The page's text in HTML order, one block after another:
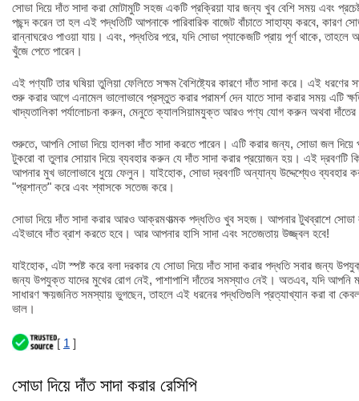
সোডা দিয়ে দাঁত সাদা করা মোটামুটি সহজ একটি প্রক্রিয়া যার জন্য খুব বেশি সময় এবং
পছন্দ করেন তা হল এই পদ্ধতিটি আপনাকে পারিবারিক বাজেট বাঁচাতে সাহায্য করবে, কারণ
রান্নাঘরেও পাওয়া যায়। এবং, পদ্ধতির পরে, যদি সোডা প্যাকেজটি প্রায় পূর্ণ থাকে, তাহলে
খুঁজে পেতে পারেন।
এই পণ্যটি তার ঘষিয়া তুলিয়া ফেলিতে সক্ষম বৈশিষ্ট্যের কারণে দাঁত সাদা করে। এই ধরণের
শুরু করার আগে এনামেল ভালোভাবে প্রস্তুত করার পরামর্শ দেন যাতে সাদা করার সময় এটি
খাদ্যতালিকা পর্যালোচনা করুন, মেনুতে ক্যালসিয়ামযুক্ত আরও পণ্য যোগ করুন অথবা দাঁতের
শুরুতে, আপনি সোডা দিয়ে হালকা দাঁত সাদা করতে পারেন। এটি করার জন্য, সোডা জল
টুকরো বা তুলার সোয়াব দিয়ে ব্যবহার করুন যে দাঁত সাদা করার প্রয়োজন হয়। এই দ্রবণটি
আপনার মুখ ভালোভাবে ধুয়ে ফেলুন। যাইহোক, সোডা দ্রবণটি অন্যান্য উদ্দেশ্যেও ব্যবহার
"প্রশান্ত" করে এবং শ্বাসকে সতেজ করে।
সোডা দিয়ে দাঁত সাদা করার আরও আক্রমণাত্মক পদ্ধতিও খুব সহজ। আপনার টুথব্রাশে সোডা
এইভাবে দাঁত ব্রাশ করতে হবে। আর আপনার হাসি সাদা এবং সতেজতায় উজ্জ্বল হবে!
যাইহোক, এটা স্পষ্ট করে বলা দরকার যে সোডা দিয়ে দাঁত সাদা করার পদ্ধতি সবার জন্য
জন্য উপযুক্ত যাদের মুখের রোগ নেই, পাশাপাশি দাঁতের সমস্যাও নেই। অতএব, যদি আপনি
সাধারণ ক্ষয়জনিত সমস্যায় ভুগছেন, তাহলে এই ধরনের পদ্ধতিগুলি প্রত্যাখ্যান করা বা
ভাল।
[ 1 ]
সোডা দিয়ে দাঁত সাদা করার রেসিপি